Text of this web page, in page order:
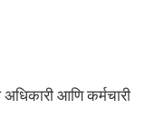
आणि कर्मचारी